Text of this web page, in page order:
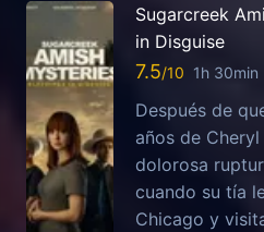
Sugarcreek
in Disguise
7.5 1h 30min
Después de
años de
dolorosa
cuando su tía
Chicago y